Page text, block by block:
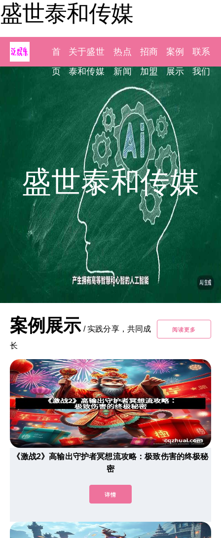
盛世泰和传媒
首
页
关于盛世
泰和传媒
热点
新闻
招商
加盟
案例
展示
联系
我们
盛世泰和传媒
案例展示 / 实践分享，共同成
长
阅读更多
《激战2》高输出守护者冥想流攻略：极致伤害的终极秘
密
详情